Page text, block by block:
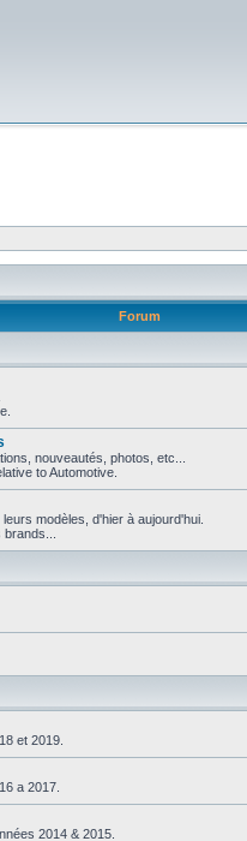
Forum
nouveautés, photos, etc...
to Automotive.
modèles, d'hier à aujourd'hui.
et 2019.
a 2017.
2014 & 2015.